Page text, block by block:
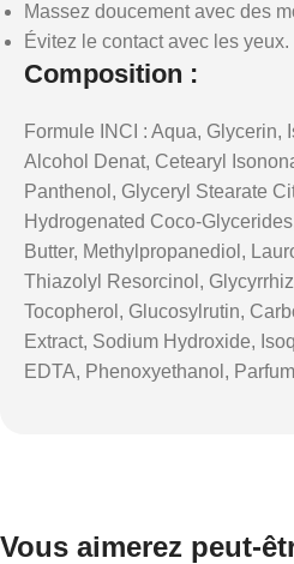
Massez doucement avec des
Évitez le contact avec les yeux.
Composition :
Formule INCI : Aqua, Glycerin,
Alcohol Denat, Cetearyl
Panthenol, Glyceryl Stearate
Hydrogenated Coco-
Butter, Methylpropanediol,
Thiazolyl Resorcinol,
Tocopherol, Glucosylrutin,
Extract, Sodium Hydroxide,
EDTA, Phenoxyethanol,
Vous aimerez peut-